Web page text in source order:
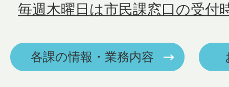
毎週木曜日は市民課窓口の受付
各課の情報・業務内容